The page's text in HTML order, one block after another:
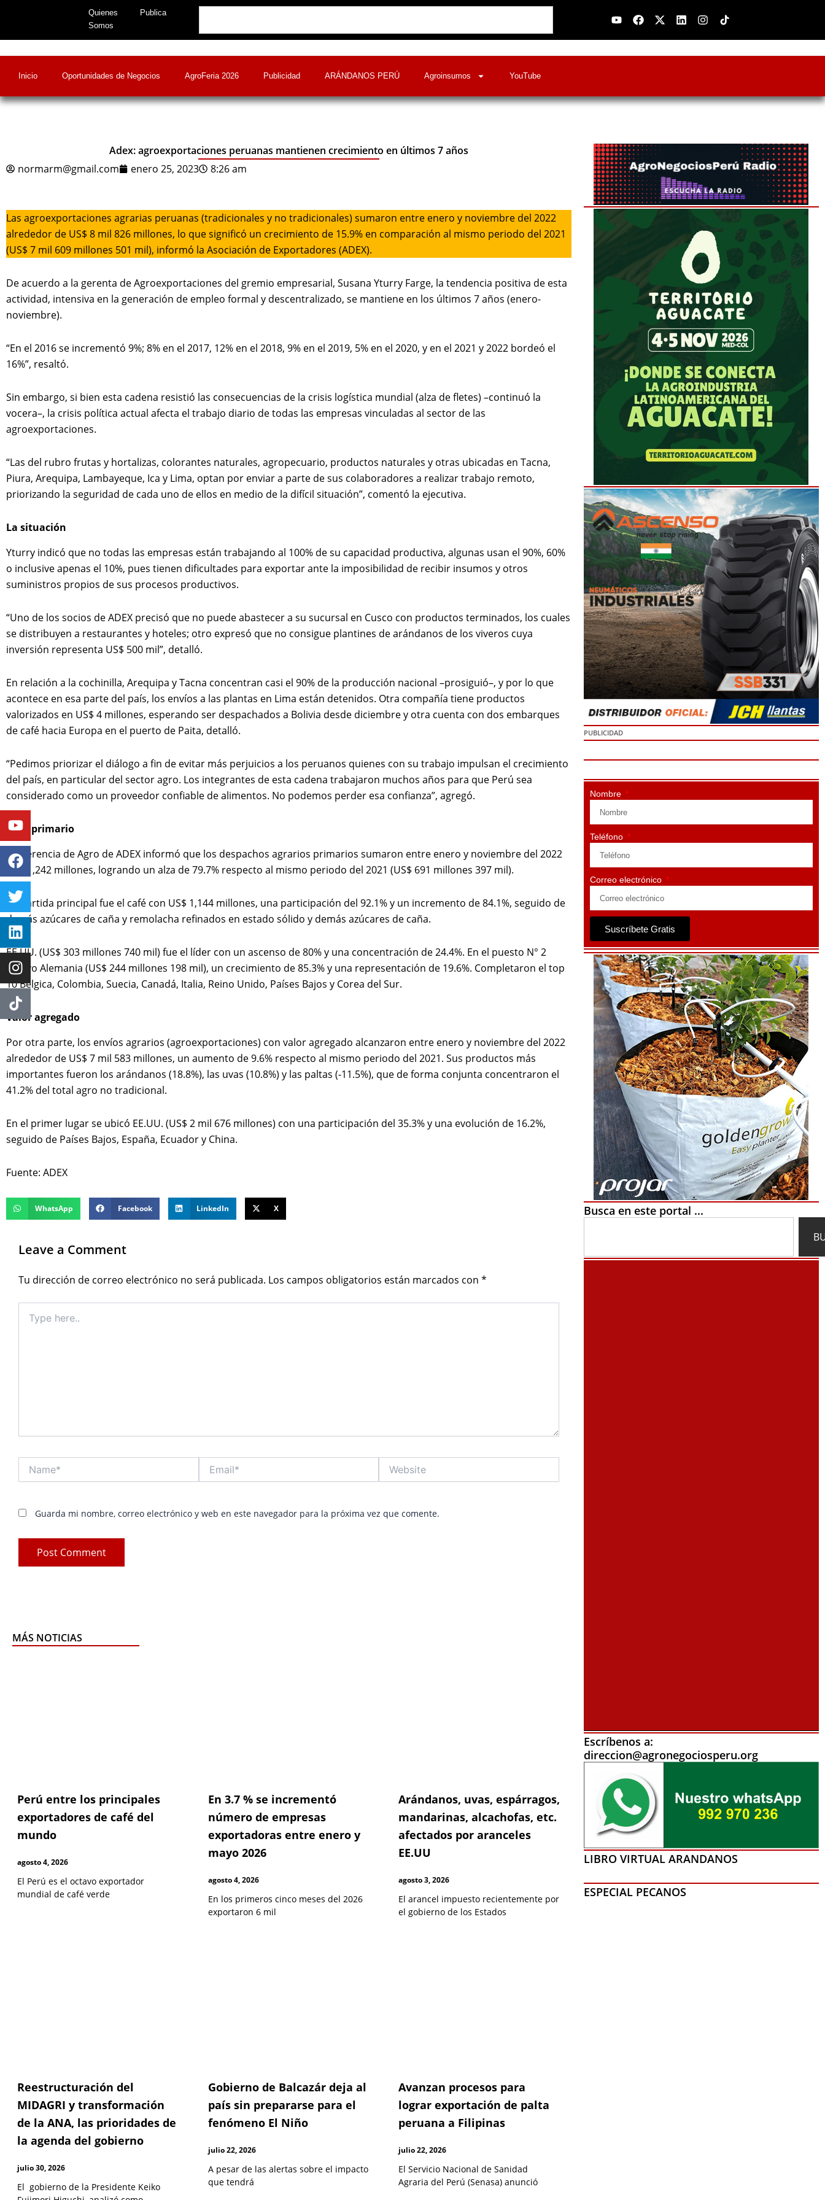
content
Quienes
Somos
Publica YoutubeFacebook
X-
twitter
LinkedinInstagram
Inicio Oportunidades de Negocios AgroFeria 2026 Publicidad ARÁNDANOS PERÚ Agroinsumos YouTube
Adex: agroexportaciones peruanas mantienen crecimiento en últimos 7 años
normarm@gmail.com
enero 25, 2023 8:26 am
Las agroexportaciones agrarias peruanas (tradicionales y no tradicionales) sumaron entre enero y noviembre del 2022
alrededor de US$ 8 mil 826 millones, lo que significó un crecimiento de 15.9% en comparación al mismo periodo del 2021
(US$ 7 mil 609 millones 501 mil), informó la Asociación de Exportadores (ADEX).
De acuerdo a la gerenta de Agroexportaciones del gremio empresarial, Susana Yturry Farge, la tendencia positiva de esta
actividad, intensiva en la generación de empleo formal y descentralizado, se mantiene en los últimos 7 años (enero-
noviembre).
“En el 2016 se incrementó 9%; 8% en el 2017, 12% en el 2018, 9% en el 2019, 5% en el 2020, y en el 2021 y 2022 bordeó el
16%”, resaltó.
Sin embargo, si bien esta cadena resistió las consecuencias de la crisis logística mundial (alza de fletes) –continuó la
vocera–, la crisis política actual afecta el trabajo diario de todas las empresas vinculadas al sector de las
agroexportaciones.
“Las del rubro frutas y hortalizas, colorantes naturales, agropecuario, productos naturales y otras ubicadas en Tacna,
Piura, Arequipa, Lambayeque, Ica y Lima, optan por enviar a parte de sus colaboradores a realizar trabajo remoto,
priorizando la seguridad de cada uno de ellos en medio de la difícil situación”, comentó la ejecutiva.
La situación
Yturry indicó que no todas las empresas están trabajando al 100% de su capacidad productiva, algunas usan el 90%, 60%
o inclusive apenas el 10%, pues tienen dificultades para exportar ante la imposibilidad de recibir insumos y otros
suministros propios de sus procesos productivos.
“Uno de los socios de ADEX precisó que no puede abastecer a su sucursal en Cusco con productos terminados, los cuales
se distribuyen a restaurantes y hoteles; otro expresó que no consigue plantines de arándanos de los viveros cuya
inversión representa US$ 500 mil”, detalló.
En relación a la cochinilla, Arequipa y Tacna concentran casi el 90% de la producción nacional –prosiguió–, y por lo que
acontece en esa parte del país, los envíos a las plantas en Lima están detenidos. Otra compañía tiene productos
valorizados en US$ 4 millones, esperando ser despachados a Bolivia desde diciembre y otra cuenta con dos embarques
de café hacia Europa en el puerto de Paita, detalló.
“Pedimos priorizar el diálogo a fin de evitar más perjuicios a los peruanos quienes con su trabajo impulsan el crecimiento
del país, en particular del sector agro. Los integrantes de esta cadena trabajaron muchos años para que Perú sea
considerado como un proveedor confiable de alimentos. No podemos perder esa confianza”, agregó.
Agro primario
La Gerencia de Agro de ADEX informó que los despachos agrarios primarios sumaron entre enero y noviembre del 2022
US$ 1,242 millones, logrando un alza de 79.7% respecto al mismo periodo del 2021 (US$ 691 millones 397 mil).
Su partida principal fue el café con US$ 1,144 millones, una participación del 92.1% y un incremento de 84.1%, seguido de
demás azúcares de caña y remolacha refinados en estado sólido y demás azúcares de caña.
EE.UU. (US$ 303 millones 740 mil) fue el líder con un ascenso de 80% y una concentración de 24.4%. En el puesto N° 2
estuvo Alemania (US$ 244 millones 198 mil), un crecimiento de 85.3% y una representación de 19.6%. Completaron el top
10 Bélgica, Colombia, Suecia, Canadá, Italia, Reino Unido, Países Bajos y Corea del Sur.
Valor agregado
Por otra parte, los envíos agrarios (agroexportaciones) con valor agregado alcanzaron entre enero y noviembre del 2022
alrededor de US$ 7 mil 583 millones, un aumento de 9.6% respecto al mismo periodo del 2021. Sus productos más
importantes fueron los arándanos (18.8%), las uvas (10.8%) y las paltas (-11.5%), que de forma conjunta concentraron el
41.2% del total agro no tradicional.
En el primer lugar se ubicó EE.UU. (US$ 2 mil 676 millones) con una participación del 35.3% y una evolución de 16.2%,
seguido de Países Bajos, España, Ecuador y China.
Fuente: ADEX
WhatsApp Facebook LinkedIn X
Leave a Comment
Tu dirección de correo electrónico no será publicada. Los campos obligatorios están marcados con *
here..
Guarda mi nombre, correo electrónico y web en este navegador para la próxima vez que comente.
MÁS NOTICIAS
Perú entre los principales
exportadores de café del
mundo
agosto 4, 2026
El Perú es el octavo exportador
mundial de café verde
En 3.7 % se incrementó
número de empresas
exportadoras entre enero y
mayo 2026
agosto 4, 2026
En los primeros cinco meses del 2026
exportaron 6 mil
Arándanos, uvas, espárragos,
mandarinas, alcachofas, etc.
afectados por aranceles
EE.UU
agosto 3, 2026
El arancel impuesto recientemente por
el gobierno de los Estados
Reestructuración del
MIDAGRI y transformación
de la ANA, las prioridades de
la agenda del gobierno
julio 30, 2026
El gobierno de la Presidente Keiko
Gobierno de Balcazár deja al
país sin prepararse para el
fenómeno El Niño
julio 22, 2026
A pesar de las alertas sobre el impacto
que tendrá
Avanzan procesos para
lograr exportación de palta
peruana a Filipinas
julio 22, 2026
El Servicio Nacional de Sanidad
Agraria del Perú (Senasa) anunció
PUBLICIDAD
Nombre
Teléfono
Correo electrónico
Suscríbete Gratis
Busca en este portal ...
Escríbenos a:
direccion@agronegociosperu.org
LIBRO VIRTUAL ARANDANOS
ESPECIAL PECANOS
Youtube
Facebook
Twitter
Linkedin
Instagram